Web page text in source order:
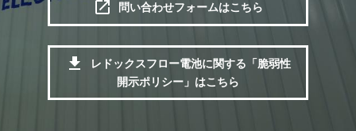
問い合わせフォームはこちら
レドックスフロー電池に関する「脆弱性
開示ポリシー」はこちら